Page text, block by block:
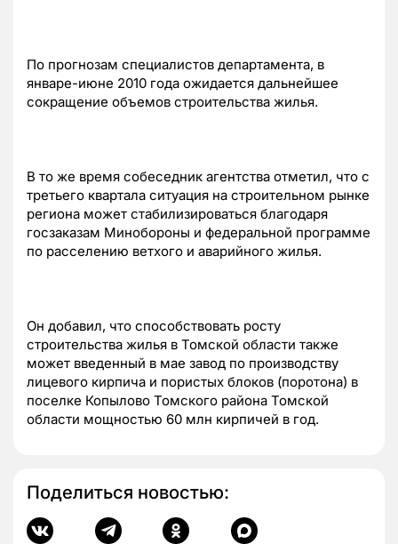
По прогнозам специалистов департамента, в
январе-июне 2010 года ожидается дальнейшее
сокращение объемов строительства жилья.
В то же время собеседник агентства отметил, что с
третьего квартала ситуация на строительном рынке
региона может стабилизироваться благодаря
госзаказам Минобороны и федеральной программе
по расселению ветхого и аварийного жилья.
Он добавил, что способствовать росту
строительства жилья в Томской области также
может введенный в мае завод по производству
лицевого кирпича и пористых блоков (поротона) в
поселке Копылово Томского района Томской
области мощностью 60 млн кирпичей в год.
Поделиться новостью: